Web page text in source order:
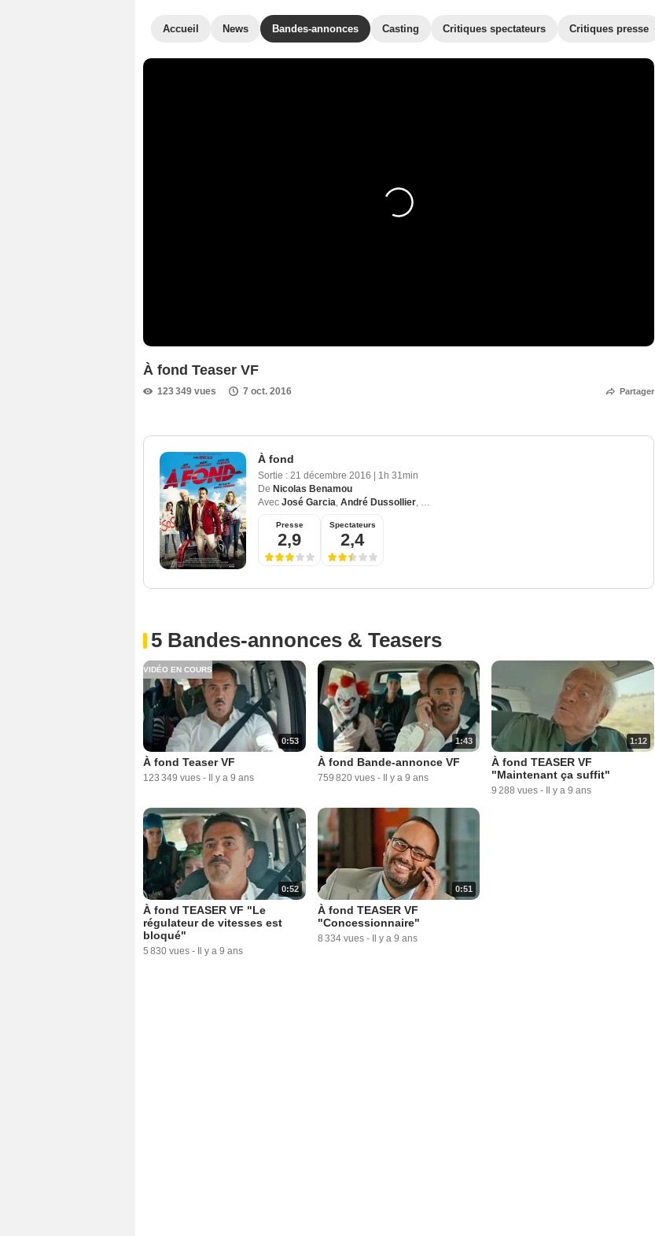
Accueil News Bandes-annonces Casting Critiques spectateurs Critiques presse
À fond Teaser VF
123 349 vues 7 oct. 2016 Partager
À fond
Sortie : 21 décembre 2016
1h 31min
De Nicolas Benamou
Avec José Garcia, André Dussollier, Caroline Vigneaux
Presse
2,9
Spectateurs
2,4
5 Bandes-annonces & Teasers
0:53
VIDÉO EN COURS
À fond Teaser VF
123 349 vues - Il y a 9 ans
1:43
À fond Bande-annonce VF
759 820 vues - Il y a 9 ans
1:12
À fond TEASER VF
"Maintenant ça suffit"
9 288 vues - Il y a 9 ans
0:52
À fond TEASER VF "Le
régulateur de vitesses est
bloqué"
5 830 vues - Il y a 9 ans
0:51
À fond TEASER VF
"Concessionnaire"
8 334 vues - Il y a 9 ans